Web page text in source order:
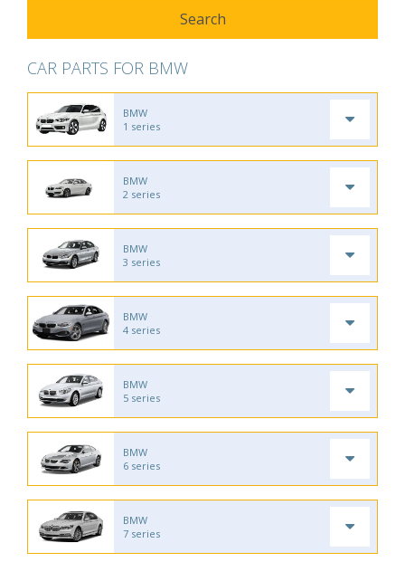
CAR PARTS FOR BMW
BMW
1 series
BMW
2 series
BMW
3 series
BMW
4 series
BMW
5 series
BMW
6 series
BMW
7 series